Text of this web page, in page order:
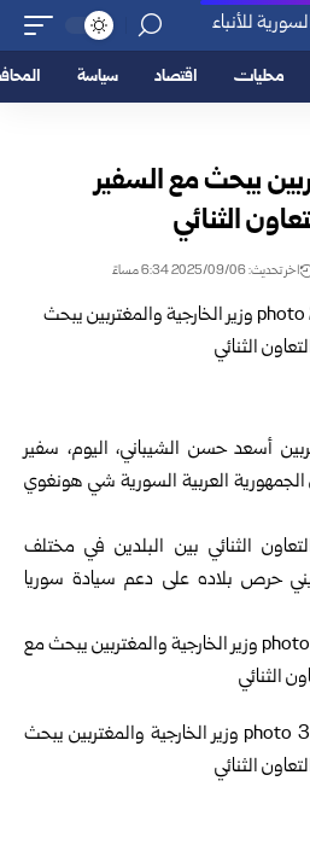
محليات اقتصاد سياسة
يبحث مع السفير
الثنائي
اخر تحديث: 2025/09/06 6:34 مساءً
أسعد حسن الشيباني، اليوم، سفير
العربية السورية شي هونغوي
الثنائي بين البلدين في مختلف
حرص بلاده على دعم سيادة سوريا